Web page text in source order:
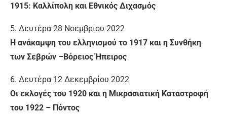
1915: Καλλίπολη και Εθνικός Διχασμός
5. Δευτέρα 28 Νοεμβρίου 2022
Η ανάκαμψη του ελληνισμού το 1917 και η Συνθήκη
των Σεβρών –Βόρειος Ήπειρος
6. Δευτέρα 12 Δεκεμβρίου 2022
Οι εκλογές του 1920 και η Μικρασιατική Καταστροφή
του 1922 – Πόντος